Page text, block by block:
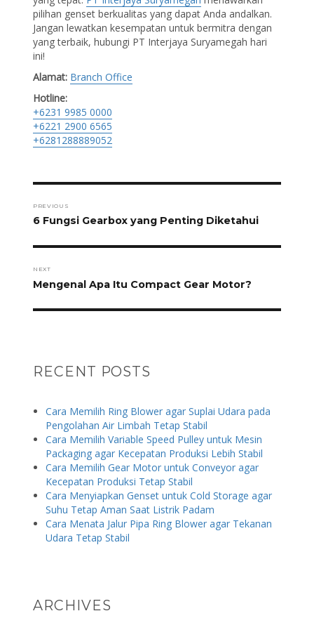
pilihan genset berkualitas yang dapat Anda andalkan.
Jangan lewatkan kesempatan untuk bermitra dengan
yang terbaik, hubungi PT Interjaya Suryamegah hari
ini!
Alamat: Branch Office
Hotline:
+6231 9985 0000
+6221 2900 6565
+6281288889052
navigation
PREVIOUS
Previous
6 Fungsi Gearbox yang Penting Diketahui
NEXT
Next
Mengenal Apa Itu Compact Gear Motor?
RECENT POSTS
Cara Memilih Ring Blower agar Suplai Udara pada
Pengolahan Air Limbah Tetap Stabil
Cara Memilih Variable Speed Pulley untuk Mesin
Packaging agar Kecepatan Produksi Lebih Stabil
Cara Memilih Gear Motor untuk Conveyor agar
Kecepatan Produksi Tetap Stabil
Cara Menyiapkan Genset untuk Cold Storage agar
Suhu Tetap Aman Saat Listrik Padam
Cara Menata Jalur Pipa Ring Blower agar Tekanan
Udara Tetap Stabil
ARCHIVES